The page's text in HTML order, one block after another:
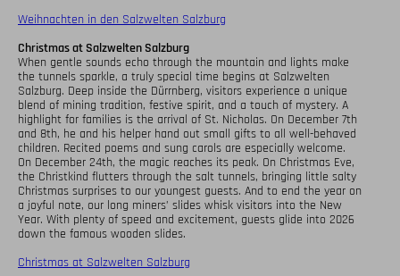
Weihnachten in den Salzwelten Salzburg
Christmas at Salzwelten Salzburg
When gentle sounds echo through the mountain and lights make
the tunnels sparkle, a truly special time begins at Salzwelten
Salzburg. Deep inside the Dürrnberg, visitors experience a unique
blend of mining tradition, festive spirit, and a touch of mystery. A
highlight for families is the arrival of St. Nicholas. On December 7th
and 8th, he and his helper hand out small gifts to all well-behaved
children. Recited poems and sung carols are especially welcome.
On December 24th, the magic reaches its peak. On Christmas Eve,
the Christkind flutters through the salt tunnels, bringing little salty
Christmas surprises to our youngest guests. And to end the year on
a joyful note, our long miners’ slides whisk visitors into the New
Year. With plenty of speed and excitement, guests glide into 2026
down the famous wooden slides.
Christmas at Salzwelten Salzburg